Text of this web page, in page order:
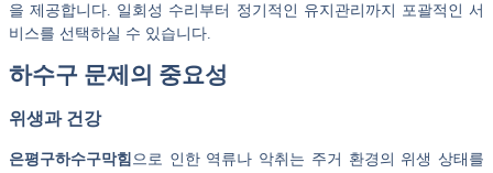
을 제공합니다. 일회성 수리부터 정기적인 유지관리까지 포괄적인 서
비스를 선택하실 수 있습니다.
하수구 문제의 중요성
위생과 건강
은평구하수구막힘 으로 인한 역류나 악취는 주거 환경의 위생 상태를